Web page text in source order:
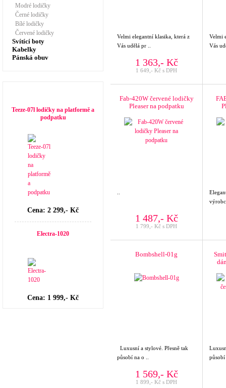
Modré lodičky
Černé lodičky
Bílé lodičky
Červené lodičky
Svítící boty
Kabelky
Pánská obuv
Teeze-07l lodičky na platformě a
podpatku
Cena: 2 299,- Kč
Electra-1020
Cena: 1 999,- Kč
Velmi elegantní klasika, která z
Vás udělá pr ..
1 363,- Kč
1 649,- Kč s DPH
Velmi
Vás
Fab-420W červené lodičky
Pleaser na podpatku
1 487,- Kč
1 799,- Kč s DPH
Bombshell-01g
Luxusní a stylové. Přesně tak
působí na o ..
1 569,- Kč
1 899,- Kč s DPH